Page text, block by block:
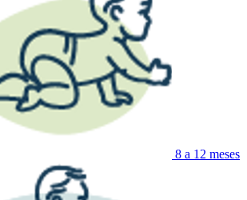
8 a 12 meses